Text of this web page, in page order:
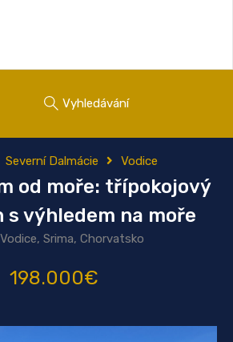
Vyhledávání
Severní Dalmácie Vodice
od moře: třípokojový
s výhledem na moře
Srima, Chorvatsko
198.000€